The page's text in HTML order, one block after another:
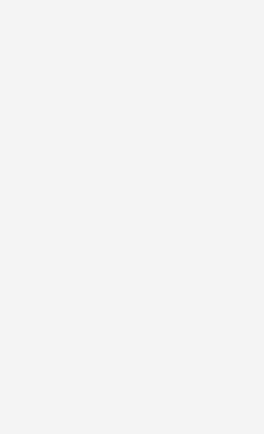
Ofen- und Luftheizungsbauer,
und Apparatebauer.
der Innungsbetriebe für die
Ofen- und
sowie Behälter- und